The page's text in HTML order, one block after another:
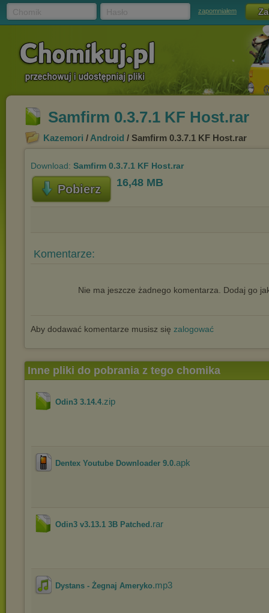
zapomniałem
Samfirm 0.3.7.1 KF Host.rar
Kazemori / Android / Samfirm 0.3.7.1 KF Host.rar
Download: Samfirm 0.3.7.1 KF Host.rar
Pobierz 16,48 MB
Komentarze:
Nie ma jeszcze żadnego komentarza. Dodaj go
Aby dodawać komentarze musisz się zalogować
Inne pliki do pobrania z tego chomika
Odin3 3.14.4.zip
Dentex Youtube Downloader 9.0.apk
Odin3 v3.13.1 3B Patched .rar
Dystans - Żegnaj Ameryko.mp3